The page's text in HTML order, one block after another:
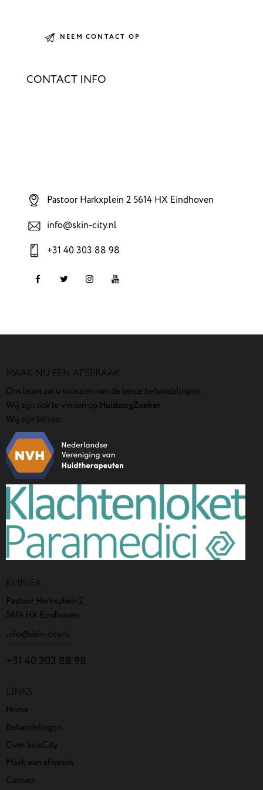
CONTACT INFO
Pastoor Harkxplein 2 5614 HX Eindhoven
info@skin-city.nl
+31 40 303 88 98
MAAK NU EEN AFSPRAAK
Ons team zal u voorzien van de beste behandelingen.
Wij zijn ook te vinden op HuidzorgZoeker
Wij zijn lid van:
KLINIEK
Pastoor Harkxplein 2
5614 HX Eindhoven
info@skin-city.nl
+31 40 303 88 98
LINKS
Home
Behandelingen
Over SkinCity
Maak een afspraak
Contact